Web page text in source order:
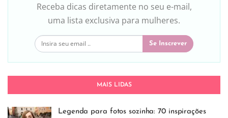
Receba dicas diretamente no seu e-mail,
uma lista exclusiva para mulheres.
Se Inscrever
MAIS LIDAS
Legenda para fotos sozinha: 70 inspirações